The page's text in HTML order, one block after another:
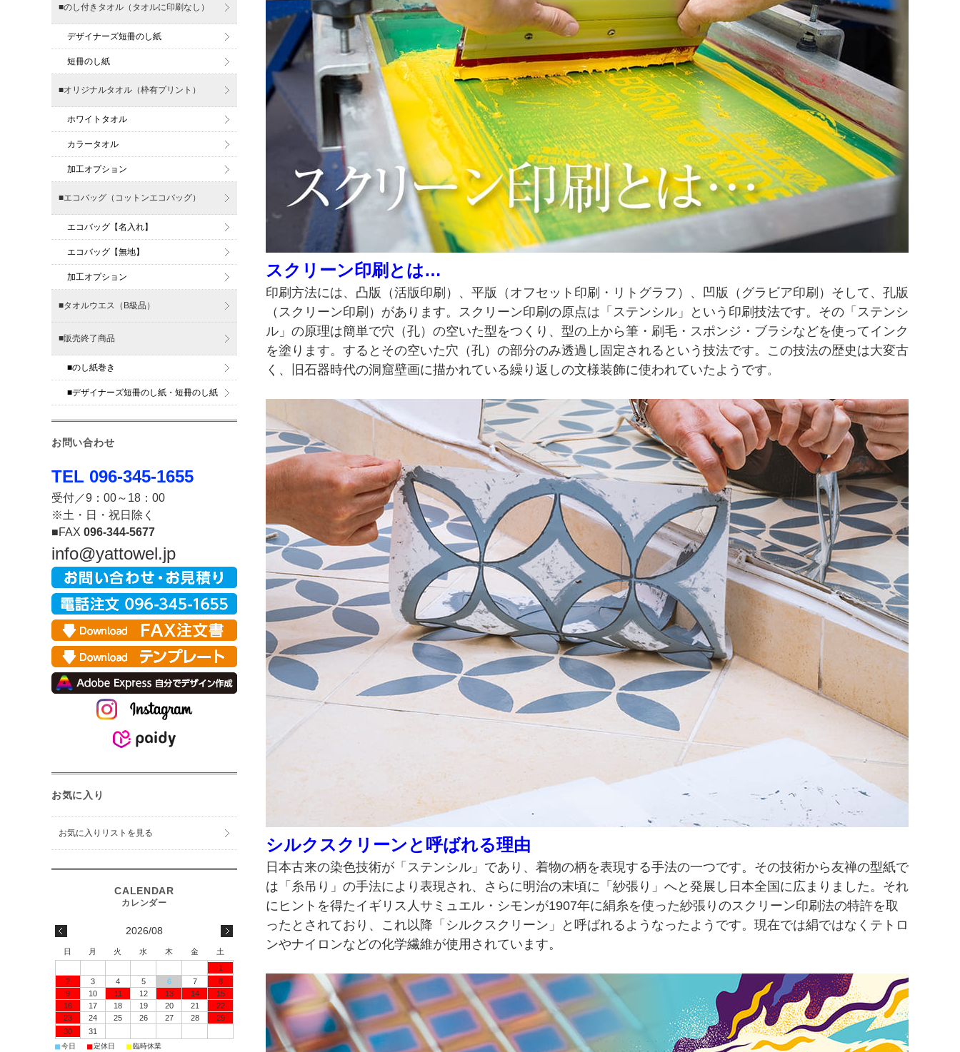
スクリーン印刷とは…
印刷方法には、凸版（活版印刷）、平版（オフセット印刷・リトグラフ）、凹版（グラビア印刷）そして、孔版
（スクリーン印刷）があります。スクリーン印刷の原点は「ステンシル」という印刷技法です。その「ステンシ
ル」の原理は簡単で穴（孔）の空いた型をつくり、型の上から筆・刷毛・スポンジ・ブラシなどを使ってインク
を塗ります。するとその空いた穴（孔）の部分のみ透過し固定されるという技法です。この技法の歴史は大変古
く、旧石器時代の洞窟壁画に描かれている繰り返しの文様装飾に使われていたようです。
シルクスクリーンと呼ばれる理由
日本古来の染色技術が「ステンシル」であり、着物の柄を表現する手法の一つです。その技術から友禅の型紙で
は「糸吊り」の手法により表現され、さらに明治の末頃に「紗張り」へと発展し日本全国に広まりました。それ
にヒントを得たイギリス人サミュエル・シモンが1907年に絹糸を使った紗張りのスクリーン印刷法の特許を取
ったとされており、これ以降「シルクスクリーン」と呼ばれるようなったようです。現在では絹ではなくテトロ
ンやナイロンなどの化学繊維が使用されています。
■のし付きタオル（タオルに印刷なし）
デザイナーズ短冊のし紙
短冊のし紙
■オリジナルタオル（枠有プリント）
ホワイトタオル
カラータオル
加工オプション
■エコバッグ（コットンエコバッグ）
エコバッグ【名入れ】
エコバッグ【無地】
加工オプション
■タオルウエス（B級品）
■販売終了商品
■のし紙巻き
■デザイナーズ短冊のし紙・短冊のし紙
お問い合わせ
TEL 096-345-1655
受付／9：00～18：00
※土・日・祝日除く
■FAX 096-344-5677
info@yattowel.jp
お気に入り
お気に入りリストを見る
2026/08
日 月 火 水 木 金
土
1
2
3 4 5 6 7
8
9
10 11 12 13 14
15
16
17 18 19 20 21
22
23
24 25 26 27 28
29
30
31
■今日 ■定休日 ■臨時休業